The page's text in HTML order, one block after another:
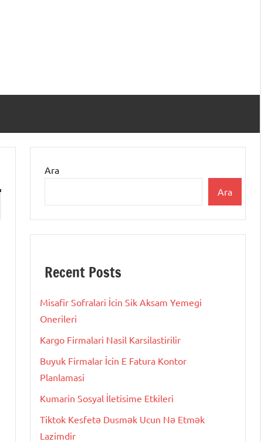
Ara
Ara
Recent Posts
Misafir Sofralari İcin Sik Aksam Yemegi
Onerileri
Kargo Firmalari Nasil Karsilastirilir
Buyuk Firmalar İcin E Fatura Kontor
Planlamasi
Kumarin Sosyal İletisime Etkileri
Tiktok Kesfetə Dusmək Ucun Nə Etmək
Lazimdir